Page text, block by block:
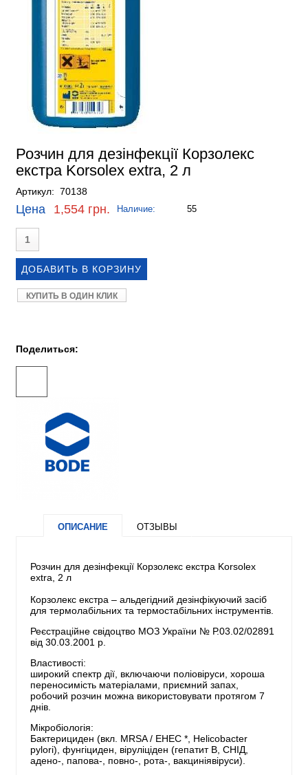
Розчин для дезінфекції Корзолекс
екстра Korsolex extra, 2 л
Артикул: 70138
Цена 1,554 грн. Наличие: 55
КУПИТЬ В ОДИН КЛИК
Поделиться:
ОПИСАНИЕ ОТЗЫВЫ
Розчин для дезінфекції Корзолекс екстра Korsolex
extra, 2 л
Корзолекс екстра – альдегідний дезінфікуючий засіб
для термолабільних та термостабільних інструментів.
Реєстраційне свідоцтво МОЗ України № Р.03.02/02891
від 30.03.2001 р.
Властивості:
широкий спектр дії, включаючи поліовіруси, хороша
переносимість матеріалами, приємний запах,
робочий розчин можна використовувати протягом 7
днів.
Мікробіологія:
Бактерициден (вкл. MRSA / EHEC *, Helicobacter
pylori), фунгіциден, віруліціден (гепатит В, СНІД,
адено-, папова-, повно-, рота-, вакциніявіруси).